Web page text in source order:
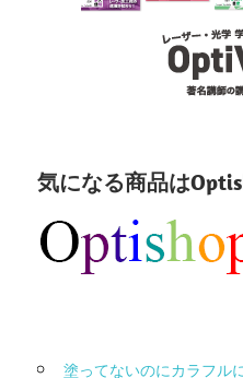
気になる商品は
塗ってないのにカラフ